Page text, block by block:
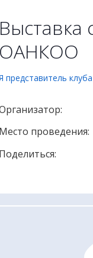
Выставка
ОАНКОО
представитель
Место проведения:
Поделиться: